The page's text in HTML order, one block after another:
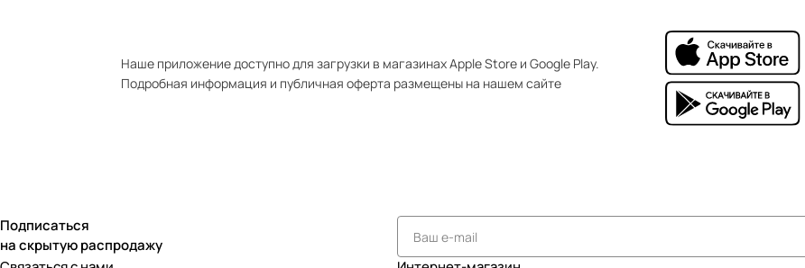
Наше приложение доступно для загрузки в магазинах Apple Store и Google Play.
Подробная информация и публичная оферта размещены на нашем сайте
Подписаться
на скрытую распродажу